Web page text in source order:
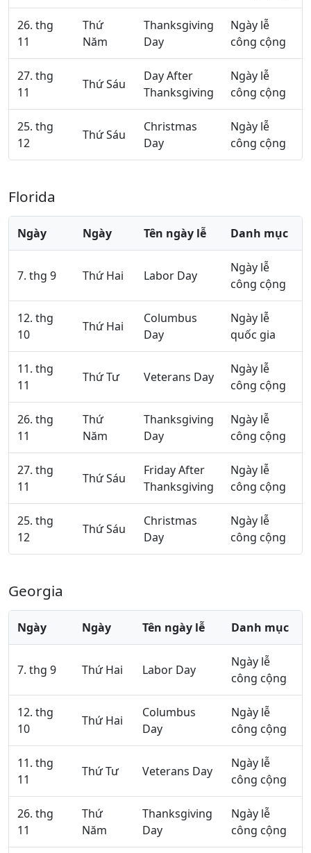
26. thg
11
Thứ
Năm
Thanksgiving
Day
Ngày lễ
công cộng
27. thg
11
Thứ Sáu
Day After
Thanksgiving
Ngày lễ
công cộng
25. thg
12
Thứ Sáu
Christmas
Day
Ngày lễ
công cộng
Florida
Ngày Ngày Tên ngày lễ Danh mục
7. thg 9 Thứ Hai Labor Day
Ngày lễ
công cộng
12. thg
10
Thứ Hai
Columbus
Day
Ngày lễ
quốc gia
11. thg
11
Thứ Tư Veterans Day
Ngày lễ
công cộng
26. thg
11
Thứ
Năm
Thanksgiving
Day
Ngày lễ
công cộng
27. thg
11
Thứ Sáu
Friday After
Thanksgiving
Ngày lễ
công cộng
25. thg
12
Thứ Sáu
Christmas
Day
Ngày lễ
công cộng
Georgia
Ngày Ngày Tên ngày lễ Danh mục
7. thg 9 Thứ Hai Labor Day
Ngày lễ
công cộng
12. thg
10
Thứ Hai
Columbus
Day
Ngày lễ
công cộng
11. thg
11
Thứ Tư Veterans Day
Ngày lễ
công cộng
26. thg
11
Thứ
Năm
Thanksgiving
Day
Ngày lễ
công cộng